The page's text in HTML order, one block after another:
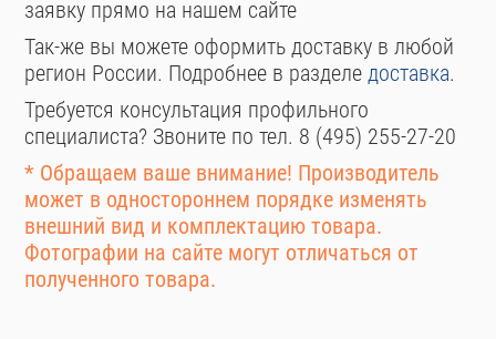
заявку прямо на нашем сайте
Так-же вы можете оформить доставку в любой
регион России. Подробнее в разделедоставка.
Требуется консультация профильного
специалиста? Звоните по тел. 8 (495) 255-27-20
* Обращаем ваше внимание! Производитель
может в одностороннем порядке изменять
внешний вид и комплектацию товара.
Фотографии на сайте могут отличаться от
полученного товара.